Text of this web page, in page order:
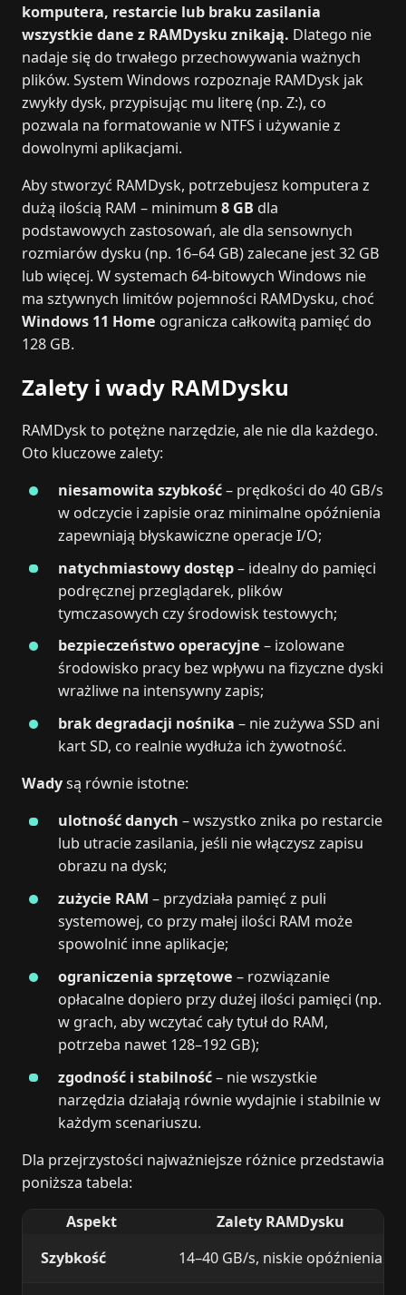
komputera, restarcie lub braku zasilania
wszystkie dane z RAMDysku znikają. Dlatego nie
nadaje się do trwałego przechowywania ważnych
plików. System Windows rozpoznaje RAMDysk jak
zwykły dysk, przypisując mu literę (np. Z:), co
pozwala na formatowanie w NTFS i używanie z
dowolnymi aplikacjami.
Aby stworzyć RAMDysk, potrzebujesz komputera z
dużą ilością RAM – minimum 8 GB dla
podstawowych zastosowań, ale dla sensownych
rozmiarów dysku (np. 16–64 GB) zalecane jest 32 GB
lub więcej. W systemach 64-bitowych Windows nie
ma sztywnych limitów pojemności RAMDysku, choć
Windows 11 Home ogranicza całkowitą pamięć do
128 GB.
Zalety i wady RAMDysku
RAMDysk to potężne narzędzie, ale nie dla każdego.
Oto kluczowe zalety:
niesamowita szybkość– prędkości do 40 GB/s
w odczycie i zapisie oraz minimalne opóźnienia
zapewniają błyskawiczne operacje I/O;
natychmiastowy dostęp– idealny do pamięci
podręcznej przeglądarek, plików
tymczasowych czy środowisk testowych;
bezpieczeństwo operacyjne – izolowane
środowisko pracy bez wpływu na fizyczne dyski
wrażliwe na intensywny zapis;
brak degradacji nośnika – nie zużywa SSD ani
kart SD, co realnie wydłuża ich żywotność.
Wadysą równie istotne:
ulotność danych – wszystko znika po restarcie
lub utracie zasilania, jeśli nie włączysz zapisu
obrazu na dysk;
zużycie RAM – przydziała pamięć z puli
systemowej, co przy małej ilości RAM może
spowolnić inne aplikacje;
ograniczenia sprzętowe – rozwiązanie
opłacalne dopiero przy dużej ilości pamięci (np.
w grach, aby wczytać cały tytuł do RAM,
potrzeba nawet 128–192 GB);
zgodność i stabilność– nie wszystkie
narzędzia działają równie wydajnie i stabilnie w
każdym scenariuszu.
Dla przejrzystości najważniejsze różnice przedstawia
poniższa tabela:
Aspekt
Zalety RAMDysku
Szybkość
14–40 GB/s, niskie opóźnienia